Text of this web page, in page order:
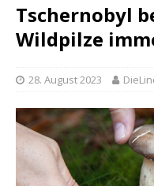
Tschernobyl
Wildpilze
28. August 2023